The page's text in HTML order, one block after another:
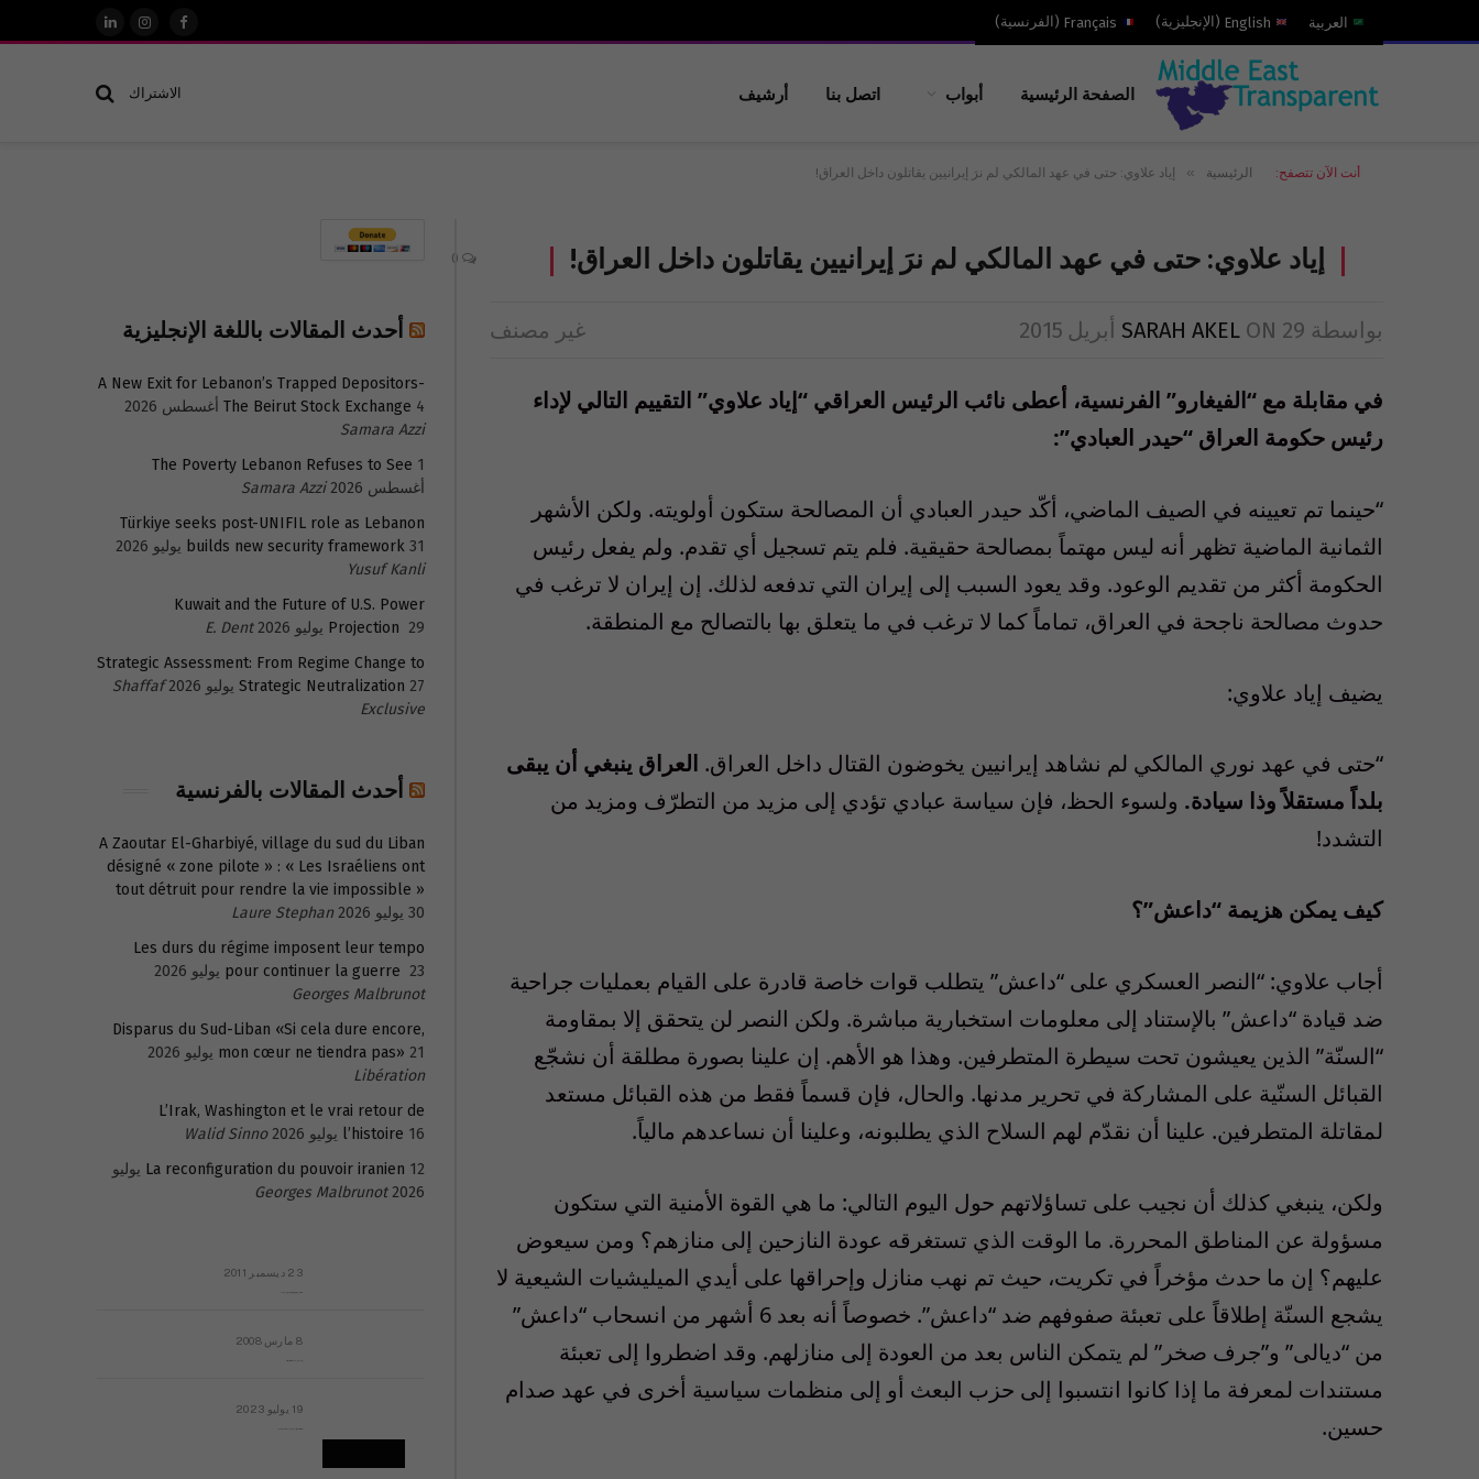
العربية English
( الإنجليزية)
Français
( الفرنسية)
فيسبوكالانستغرام
لينكدإن
الصفحة الرئيسية أبواب اتصل بنا أرشيف الاشتراك
أنت الآن تتصفح: الرئيسية » إياد علاوي: حتى في عهد المالكي لم نرَ إيرانيين يقاتلون داخل العراق!
إياد علاوي: حتى في عهد المالكي لم نرَ إيرانيين يقاتلون داخل العراق!
بواسطة SARAH AKEL ON 29 أبريل 2015 غير مصنف
في مقابلة مع “الفيغارو” الفرنسية، أعطى نائب الرئيس العراقي “إياد علاوي” التقييم التالي لإداء
رئيس حكومة العراق “حيدر العبادي”:
“حينما تم تعيينه في الصيف الماضي، أكّد حيدر العبادي أن المصالحة ستكون أولويته. ولكن الأشهر
الثمانية الماضية تظهر أنه ليس مهتماً بمصالحة حقيقية. فلم يتم تسجيل أي تقدم. ولم يفعل رئيس
الحكومة أكثر من تقديم الوعود. وقد يعود السبب إلى إيران التي تدفعه لذلك. إن إيران لا ترغب في
حدوث مصالحة ناجحة في العراق، تماماً كما لا ترغب في ما يتعلق بها بالتصالح مع المنطقة.
يضيف إياد علاوي:
“حتى في عهد نوري المالكي لم نشاهد إيرانيين يخوضون القتال داخل العراق. العراق ينبغي أن يبقى
بلداً مستقلاً وذا سيادة. ولسوء الحظ، فإن سياسة عبادي تؤدي إلى مزيد من التطرّف ومزيد من
التشدد!
كيف يمكن هزيمة “داعش”؟
أجاب علاوي: “النصر العسكري على “داعش” يتطلب قوات خاصة قادرة على القيام بعمليات جراحية
ضد قيادة “داعش” بالإستناد إلى معلومات استخبارية مباشرة. ولكن النصر لن يتحقق إلا بمقاومة
“السنّة” الذين يعيشون تحت سيطرة المتطرفين. وهذا هو الأهم. إن علينا بصورة مطلقة أن نشجّع
القبائل السنّية على المشاركة في تحرير مدنها. والحال، فإن قسماً فقط من هذه القبائل مستعد
لمقاتلة المتطرفين. علينا أن نقدّم لهم السلاح الذي يطلبونه، وعلينا أن نساعدهم مالياً.
ولكن، ينبغي كذلك أن نجيب على تساؤلاتهم حول اليوم التالي: ما هي القوة الأمنية التي ستكون
مسؤولة عن المناطق المحررة. ما الوقت الذي تستغرقه عودة النازحين إلى منازهم؟ ومن سيعوض
عليهم؟ إن ما حدث مؤخراً في تكريت، حيث تم نهب منازل وإحراقها على أيدي الميليشيات الشيعية لا
يشجع السنّة إطلاقاً على تعبئة صفوفهم ضد “داعش”. خصوصاً أنه بعد 6 أشهر من انسحاب “داعش”
من “ديالى” و”جرف صخر” لم يتمكن الناس بعد من العودة إلى منازلهم. وقد اضطروا إلى تعبئة
مستندات لمعرفة ما إذا كانوا انتسبوا إلى حزب البعث أو إلى منظمات سياسية أخرى في عهد صدام
حسين.
أحدث المقالات باللغة الإنجليزية
A New Exit for Lebanon’s Trapped Depositors-
The Beirut Stock Exchange 4 أغسطس 2026
Samara Azzi
The Poverty Lebanon Refuses to See 1
أغسطس 2026
Samara Azzi
Türkiye seeks post-UNIFIL role as Lebanon
builds new security framework 31 يوليو 2026
Yusuf Kanli
Kuwait and the Future of U.S. Power
Projection 29 يوليو 2026
E. Dent
Strategic Assessment: From Regime Change to
Strategic Neutralization 27 يوليو 2026
Shaffaf
Exclusive
أحدث المقالات بالفرنسية
A Zaoutar El-Gharbiyé, village du sud du Liban
désigné « zone pilote » : « Les Israéliens ont
tout détruit pour rendre la vie impossible »
30 يوليو 2026
Laure Stephan
Les durs du régime imposent leur tempo
pour continuer la guerre 23 يوليو 2026
Georges Malbrunot
Disparus du Sud-Liban «Si cela dure encore,
mon cœur ne tiendra pas» 21 يوليو 2026
Libération
L’Irak, Washington et le vrai retour de
l’histoire 16 يوليو 2026
Walid Sinno
La reconfiguration du pouvoir iranien 12 يوليو
2026
Georges Malbrunot
23 ديسمبر 2011
8 مارس 2008
19 يوليو 2023